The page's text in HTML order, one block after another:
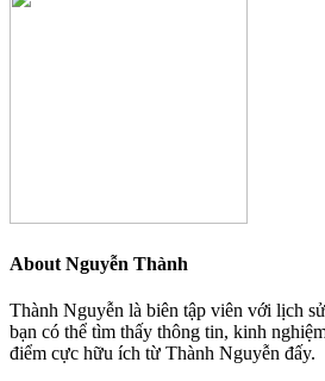
About Nguyễn Thành
Thành Nguyễn là biên tập viên với lịch
bạn có thể tìm thấy thông tin, kinh
điểm cực hữu ích từ Thành Nguyễn đấy.